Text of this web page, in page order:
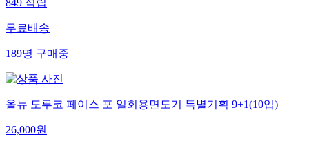
849적립
무료배송
189명구매중
올뉴 도루코 페이스 포 일회용면도기 특별기획 9+1(10입)
26,000원